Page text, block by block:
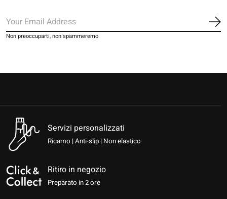
Non preoccuparti, non spammeremo
Servizi personalizzati
Ricamo | Anti-slip | Non elastico
Ritiro in negozio
Preparato in 2 ore